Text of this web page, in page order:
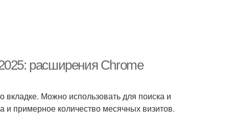
расширения Chrome
вкладке. Можно использовать для поиска и
и примерное количество месячных визитов.